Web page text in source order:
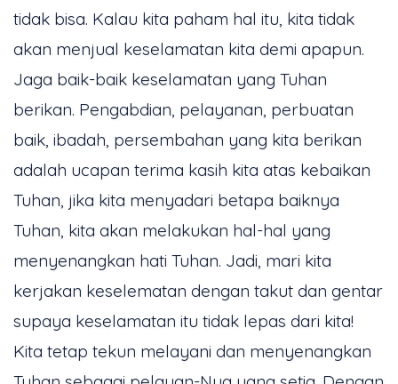
tidak bisa. Kalau kita paham hal itu, kita tidak
akan menjual keselamatan kita demi apapun.
Jaga baik-baik keselamatan yang Tuhan
berikan. Pengabdian, pelayanan, perbuatan
baik, ibadah, persembahan yang kita berikan
adalah ucapan terima kasih kita atas kebaikan
Tuhan, jika kita menyadari betapa baiknya
Tuhan, kita akan melakukan hal-hal yang
menyenangkan hati Tuhan. Jadi, mari kita
kerjakan keselematan dengan takut dan gentar
supaya keselamatan itu tidak lepas dari kita!
Kita tetap tekun melayani dan menyenangkan